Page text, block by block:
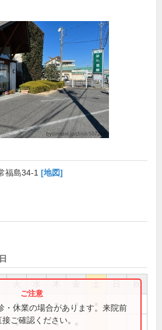
福島34-1 [地図]
祝
● ● ●
● ●
・休業の場合があります。来院前
ご確認ください。